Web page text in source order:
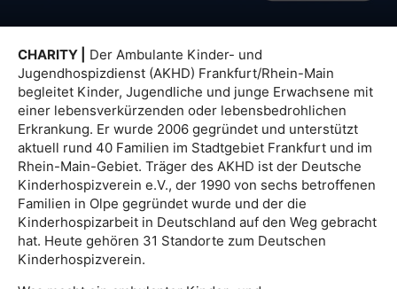
CHARITY |
Der Ambulante Kinder- und
Jugendhospizdienst (AKHD) Frankfurt/Rhein-Main
begleitet Kinder, Jugendliche und junge Erwachsene mit
einer lebensverkürzenden oder lebensbedrohlichen
Erkrankung. Er wurde 2006 gegründet und unterstützt
aktuell rund 40 Familien im Stadtgebiet Frankfurt und im
Rhein-Main-Gebiet. Träger des AKHD ist der Deutsche
Kinderhospizverein e.V., der 1990 von sechs betroffenen
Familien in Olpe gegründet wurde und der die
Kinderhospizarbeit in Deutschland auf den Weg gebracht
hat. Heute gehören 31 Standorte zum Deutschen
Kinderhospizverein.